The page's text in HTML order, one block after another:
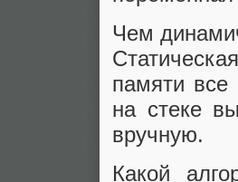
Чем
памяти все
на стеке
вручную.
Какой